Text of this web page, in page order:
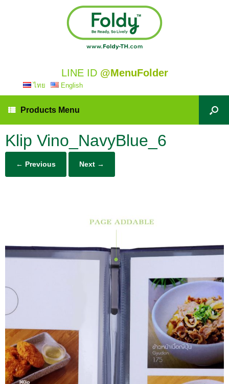
LINE ID @MenuFolder
ไทย English
Products Menu
Klip Vino_NavyBlue_6
← Previous Next →